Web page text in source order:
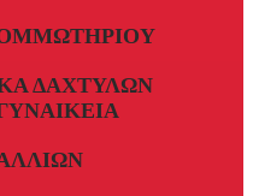
ΔΑΧΤΎΛΩΝ